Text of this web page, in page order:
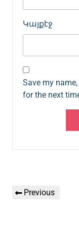
Կայքէջ
Save my
for the next
Previous
Previous